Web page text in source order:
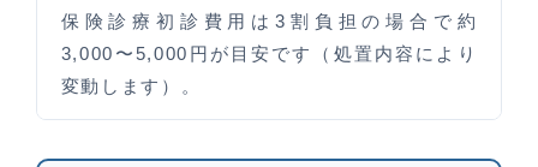
保険診療初診費用は3割負担の場合で約
3,000〜5,000円が目安です（処置内容により
変動します）。